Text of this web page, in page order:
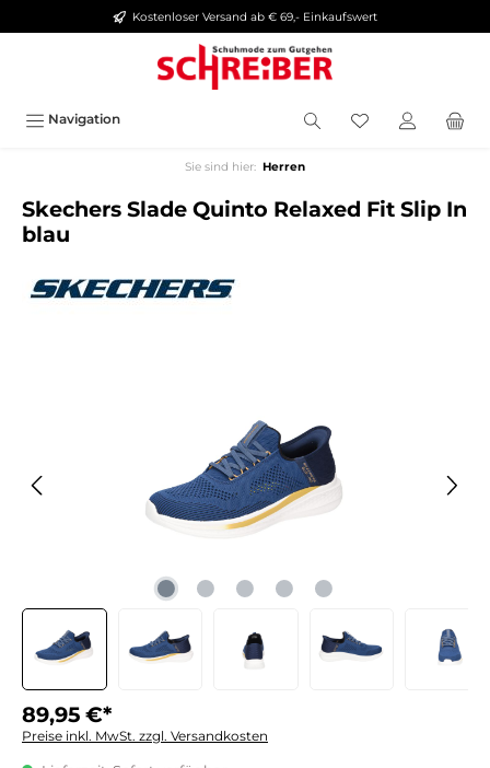
springen Kostenloser Versand ab € 69,- Einkaufswert
Navigation
Sie sind hier: Herren
Skechers Slade Quinto Relaxed Fit Slip In
blau
89,95 €*
Preise inkl. MwSt. zzgl. Versandkosten